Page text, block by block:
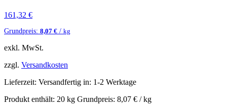
161,32 €
Grundpreis: 8,07 € / kg
exkl. MwSt.
zzgl. Versandkosten
Lieferzeit: Versandfertig in: 1-2 Werktage
Produkt enthält: 20 kg Grundpreis: 8,07 € /kg